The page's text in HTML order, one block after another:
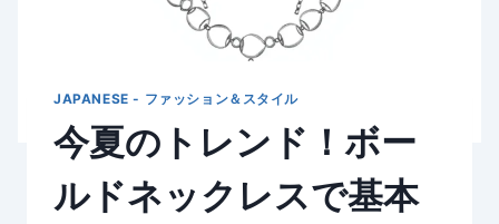
JAPANESE - ファッション＆スタイル
今夏のトレンド！ボー
ルドネックレスで基本